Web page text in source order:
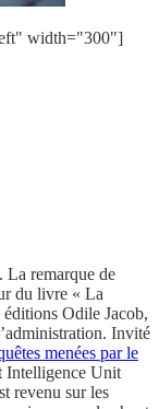
width="300"]
La remarque de
du livre « La
Odile Jacob,
Invité
menées par le
Intelligence Unit
revenu sur les